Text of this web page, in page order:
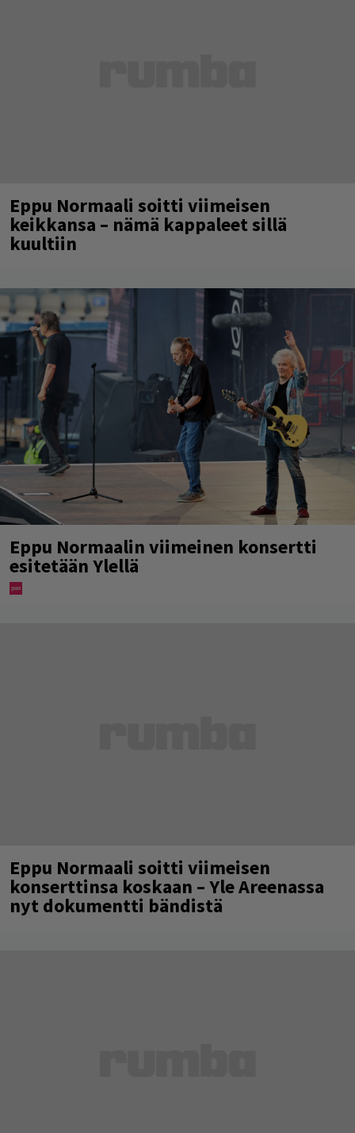
Eppu Normaali soitti viimeisen
keikkansa – nämä kappaleet sillä
kuultiin
Eppu Normaalin viimeinen konsertti
esitetään Ylellä
Eppu Normaali soitti viimeisen
konserttinsa koskaan – Yle Areenassa
nyt dokumentti bändistä